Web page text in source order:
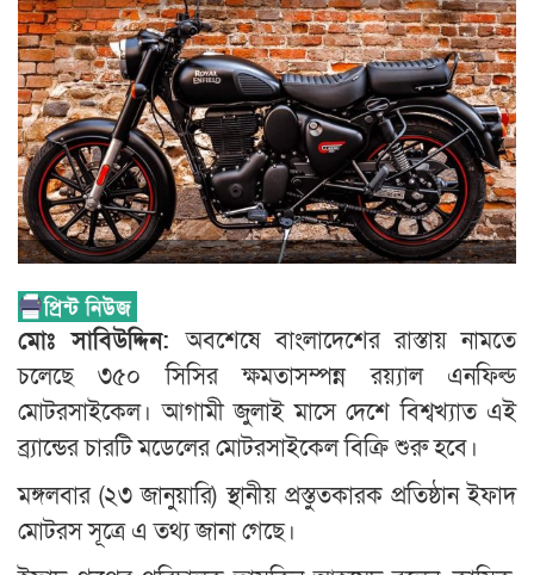
মোঃ সাবিউদ্দিন:অবশেষে বাংলাদেশের রাস্তায় নামতে
চলেছে ৩৫০ সিসির ক্ষমতাসম্পন্ন রয়্যাল এনফিল্ড
মোটরসাইকেল। আগামী জুলাই মাসে দেশে বিশ্বখ্যাত এই
ব্র্যান্ডের চারটি মডেলের মোটরসাইকেল বিক্রি শুরু হবে।
মঙ্গলবার (২৩ জানুয়ারি) স্থানীয় প্রস্তুতকারক প্রতিষ্ঠান ইফাদ
মোটরস সূত্রে এ তথ্য জানা গেছে।